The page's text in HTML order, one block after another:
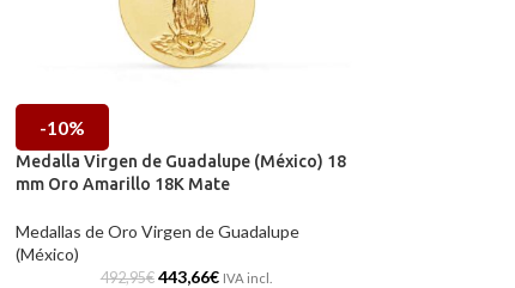
-10%
Medalla Virgen de Guadalupe (México) 18
mm Oro Amarillo 18K Mate
Medallas de Oro Virgen de Guadalupe
(México)
492,95€ 443,66€ IVA incl.